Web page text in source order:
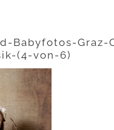
Babyfotos-Graz-
(4-von-6)